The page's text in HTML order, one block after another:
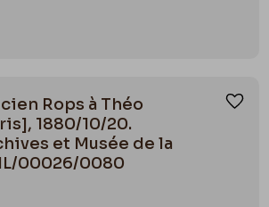
Rops à Théo
1880/10/20.
et Musée de la
00026/0080